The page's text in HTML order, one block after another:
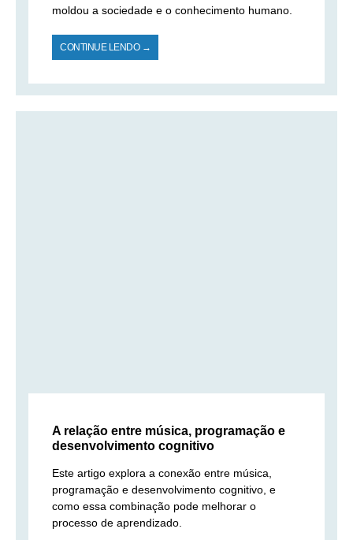
moldou a sociedade e o conhecimento humano.
CONTINUE LENDO →
A relação entre música, programação e
desenvolvimento cognitivo
Este artigo explora a conexão entre música,
programação e desenvolvimento cognitivo, e
como essa combinação pode melhorar o
processo de aprendizado.